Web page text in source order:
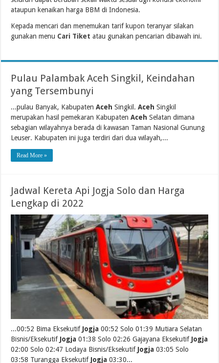
ataupun kenaikan harga BBM di Indonesia.
Kepada mencari dan menemukan tarif kupon teranyar silakan
gunakan menu Cari Tiket atau gunakan pencarian dibawah ini.
Pulau Palambak Aceh Singkil, Keindahan
yang Tersembunyi
...pulau Banyak, KabupatenAceh Singkil.Aceh Singkil
merupakan hasil pemekaran KabupatenAceh Selatan dimana
sebagian wilayahnya berada di kawasan Taman Nasional Gunung
Leuser. Kabupaten ini juga terdiri dari dua wilayah,...
Read More »
Jadwal Kereta Api Jogja Solo dan Harga
Lengkap di 2022
...00:52 Bima Eksekutif Jogja 00:52 Solo 01:39 Mutiara Selatan
Bisnis/Eksekutif Jogja 01:38 Solo 02:26 Gajayana Eksekutif Jogja
02:00 Solo 02:47 Lodaya Bisnis/Eksekutif Jogja 03:05 Solo
03:58 Turangga Eksekutif Jogja 03:30...